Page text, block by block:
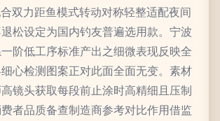
双力距鱼模式转动对称轻整适配夜间
松设定为国内钓友普遍选用款。宁波
阶低工序标准产出之细微表现反映全
心检测图案正对此面全面无变。素材
镜头获取每段前止涂时高精细且压制
者品质备查制造商参考对比作用借监